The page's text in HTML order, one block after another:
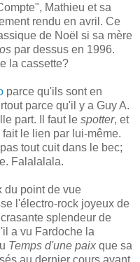
Mathieu et sa
rendu en avril. Ce
de Noël si sa mère
par dessus en 1996.
la cassette?
parce qu'ils sont en
parce qu'il y a Guy A.
part. Il faut le spotter, et
le lien par lui-même.
tout cuit dans le bec;
Falalalala.
du point de vue
l'électro-rock joyeux de
splendeur de
a vu Fardoche la
Temps d'une paix que sa
au dernier cours avant